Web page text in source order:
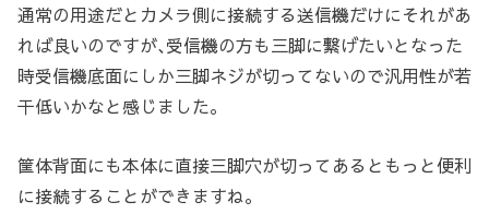
通常の用途だとカメラ側に接続する送信機だけにそれがあ
れば良いのですが､受信機の方も三脚に繋げたいとなった
時受信機底面にしか三脚ネジが切ってないので汎用性が若
干低いかなと感じました。
筐体背面にも本体に直接三脚穴が切ってあるともっと便利
に接続することができますね。